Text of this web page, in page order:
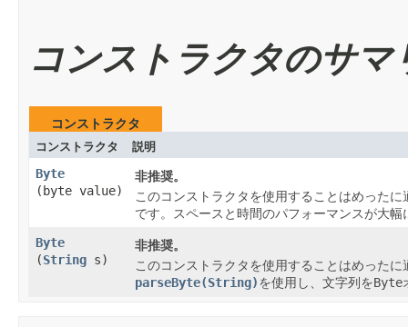
コンストラクタのサマ
コンストラクタ
コンストラクタ
説明
Byte
(byte value)
非推奨。
このコンストラクタを使用することはめったに
です。スペースと時間のパフォーマンスが大
Byte
(String s)
非推奨。
このコンストラクタを使用することはめったに
parseByte(String) を使用し、文字列をByte